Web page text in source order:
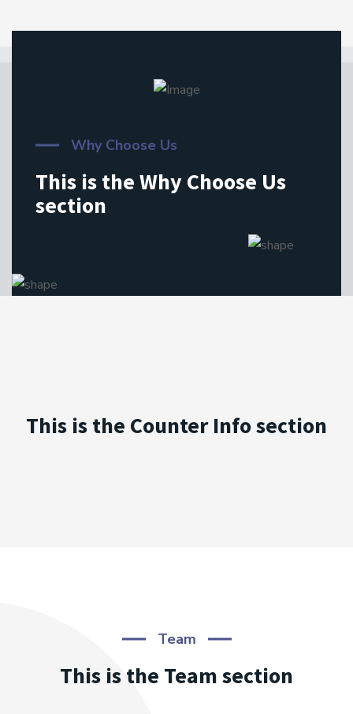
Why Choose Us
This is the Why Choose Us
section
This is the Counter Info section
Team
This is the Team section